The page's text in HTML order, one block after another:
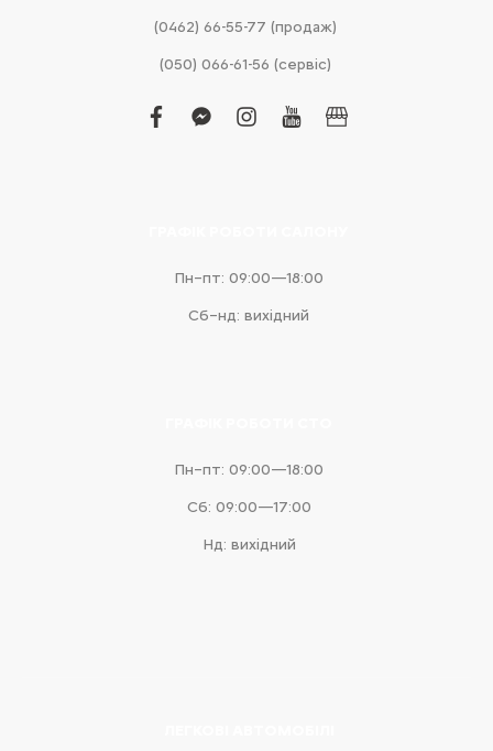
(0462) 66-55-77 (продаж)
(050) 066-61-56 (сервіс)
facebook
facebook-
instagram
youtubebusiness
Пн–пт: 09:00—18:00
Сб–нд: вихідний
Пн–пт: 09:00—18:00
Сб: 09:00—17:00
Нд: вихідний